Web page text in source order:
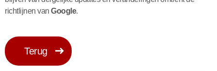
richtlijnen van Google.
Terug